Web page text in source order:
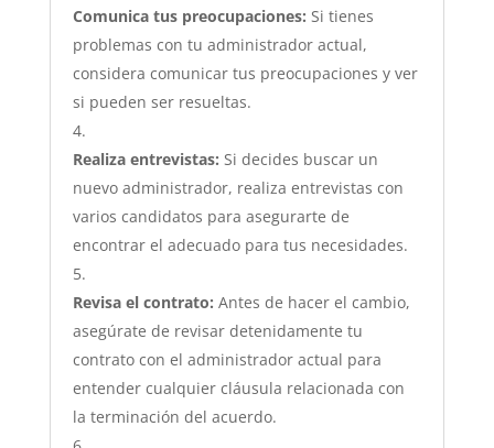
Comunica tus preocupaciones: Si tienes
problemas con tu administrador actual,
considera comunicar tus preocupaciones y ver
si pueden ser resueltas.
Realiza entrevistas: Si decides buscar un
nuevo administrador, realiza entrevistas con
varios candidatos para asegurarte de
encontrar el adecuado para tus necesidades.
Revisa el contrato: Antes de hacer el cambio,
asegúrate de revisar detenidamente tu
contrato con el administrador actual para
entender cualquier cláusula relacionada con
la terminación del acuerdo.